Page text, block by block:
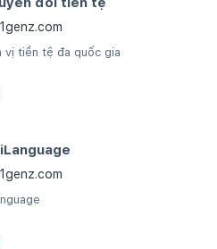
vị tiền tệ đa quốc gia